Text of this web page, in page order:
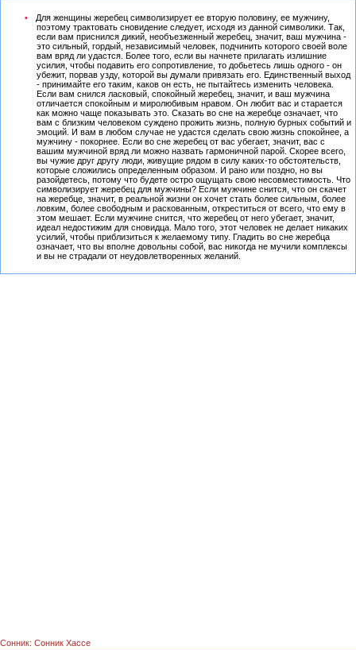
Для женщины жеребец символизирует ее вторую половину, ее мужчину,
поэтому трактовать сновидение следует, исходя из данной символики. Так,
если вам приснился дикий, необъезженный жеребец, значит, ваш мужчина -
это сильный, гордый, независимый человек, подчинить которого своей воле
вам вряд ли удастся. Более того, если вы начнете прилагать излишние
усилия, чтобы подавить его сопротивление, то добьетесь лишь одного - он
убежит, порвав узду, которой вы думали привязать его. Единственный выход
- принимайте его таким, каков он есть, не пытайтесь изменить человека.
Если вам снился ласковый, спокойный жеребец, значит, и ваш мужчина
отличается спокойным и миролюбивым нравом. Он любит вас и старается
как можно чаще показывать это. Сказать во сне на жеребце означает, что
вам с близким человеком суждено прожить жизнь, полную бурных событий и
эмоций. И вам в любом случае не удастся сделать свою жизнь спокойнее, а
мужчину - покорнее. Если во сне жеребец от вас убегает, значит, вас с
вашим мужчиной вряд ли можно назвать гармоничной парой. Скорее всего,
вы чужие друг другу люди, живущие рядом в силу каких-то обстоятельств,
которые сложились определенным образом. И рано или поздно, но вы
разойдетесь, потому что будете остро ощущать свою несовместимость. Что
символизирует жеребец для мужчины? Если мужчине снится, что он скачет
на жеребце, значит, в реальной жизни он хочет стать более сильным, более
ловким, более свободным и раскованным, откреститься от всего, что ему в
этом мешает. Если мужчине снится, что жеребец от него убегает, значит,
идеал недостижим для сновидца. Мало того, этот человек не делает никаких
усилий, чтобы приблизиться к желаемому типу. Гладить во сне жеребца
означает, что вы вполне довольны собой, вас никогда не мучили комплексы
и вы не страдали от неудовлетворенных желаний.
Сонник: Сонник Хассе